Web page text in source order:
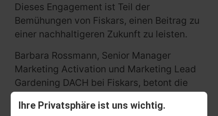
Ihre Privatsphäre ist uns wichtig.
Dieses Engagement ist Teil der
Bemühungen von Fiskars, einen Beitrag zu
einer nachhaltigeren Zukunft zu leisten.
Barbara Rossmann, Senior Manager
Marketing Activation und Marketing Lead
Gardening DACH bei Fiskars, betont die
Naturschutz: „Die Naturverbundenheit und